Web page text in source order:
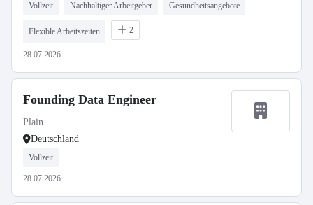
Vollzeit Nachhaltiger Arbeitgeber Gesundheitsangebote
Flexible Arbeitszeiten 2
28.07.2026
Founding Data Engineer
Plain
Deutschland
Vollzeit
28.07.2026